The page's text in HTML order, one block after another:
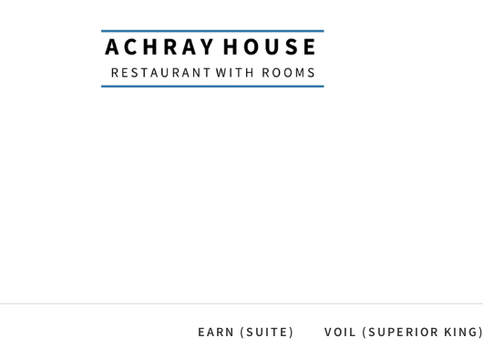
EARN (SUITE) VOIL (SUPERIOR KING)